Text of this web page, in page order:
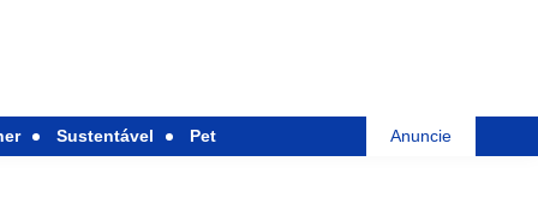
Sustentável Pet Anuncie